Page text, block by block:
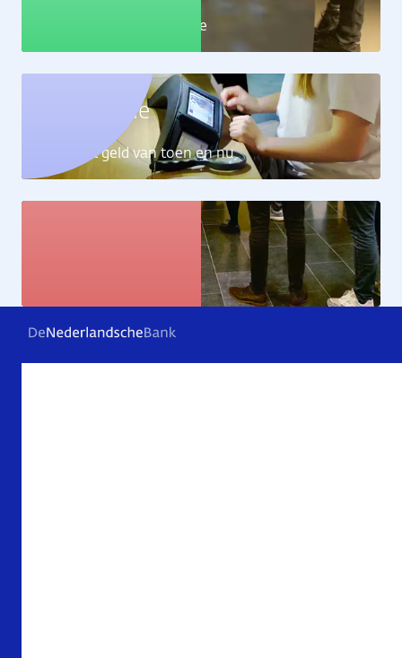
Leer alles over de economie
Geldcollectie
Ontdek het geld van toen en nu